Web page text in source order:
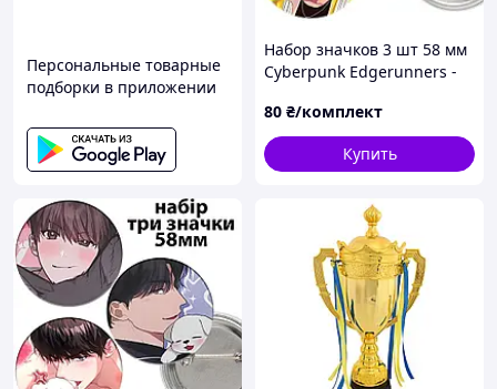
Персональные товарные
подборки в приложении
Набор значков 3 шт 58 мм
Cyberpunk Edgerunners -
80 ₴/комплект
Купить